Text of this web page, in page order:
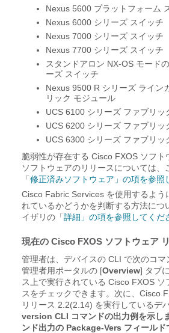
Nexus 5600 プラットフォーム
Nexus 6000 シリーズ スイッチ
Nexus 7000 シリーズ スイッチ
Nexus 7700 シリーズ スイッチ
スタンドアロン NX-OS モード
ーズ スイッチ
Nexus 9500 R シリーズ ライン
リック モジュール
UCS 6100 シリーズ ファブリッ
UCS 6200 シリーズ ファブリッ
UCS 6300 シリーズ ファブリッ
脆弱性が存在する Cisco FXOS ソフト
ソフトウェアのリリースについては、
「 修正済みソフトウェア」の項を参照
Cisco Fabric Services を使用するよう
れているかどうかを判断する方法につ
イザリの「 詳細」の項を参照してくだ
現在の Cisco FXOS ソフトウェア
管理者は、デバイスの CLI で次のコマ
管理者用ポータルの [Overview] タブ
ス上で実行されている Cisco FXOS ソ
スをチェックできます。次に、Cisco
リリース 2.2(2.14) を実行しているデ
version CLI コマンドの出力例を示し
ンド出力の Package-Vers フィールド